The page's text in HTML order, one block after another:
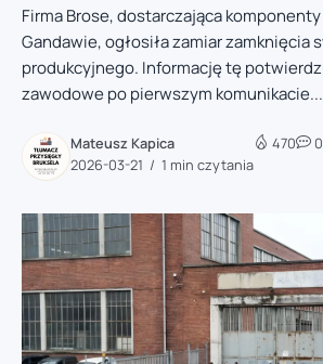
Firma Brose, dostarczająca
Gandawie, ogłosiła zamiar zamknięcia
produkcyjnego. Informację tę
zawodowe po pierwszym komunikacie...
Mateusz Kapica
2026-03-21
1 min czytania
470 0